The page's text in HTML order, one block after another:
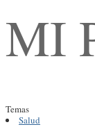
MI
Temas
Salud